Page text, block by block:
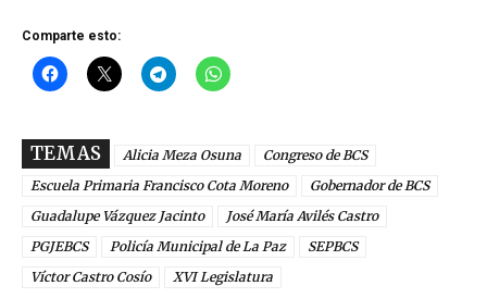
Comparte esto:
TEMAS Alicia Meza Osuna
Congreso de BCS
Escuela Primaria Francisco Cota Moreno
Gobernador de BCS
Guadalupe Vázquez Jacinto
José María Avilés Castro
PGJEBCS
Policía Municipal de La Paz
SEPBCS
Víctor Castro Cosío
XVI Legislatura